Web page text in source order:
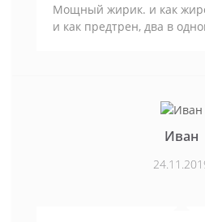
Мощный жирик. и как
и как предтрен, два в
Иван